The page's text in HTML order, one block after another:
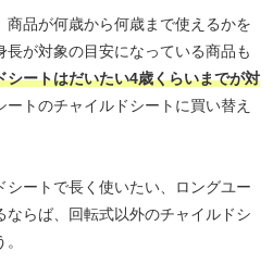
品が何歳から何歳まで使えるかを
が対象の目安になっている商品も
シートはだいたい4歳くらいまでが対
トのチャイルドシートに買い替え
ートで長く使いたい、ロングユー
らば、回転式以外のチャイルドシ